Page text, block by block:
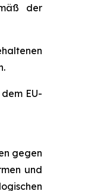
der
EU-
gegen
und